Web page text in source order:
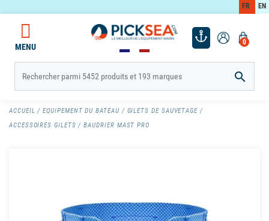
FR EN
0
MENU

ACCUEIL EQUIPEMENT DU BATEAU
GILETS DE SAUVETAGE
ACCESSOIRES GILETS
BAUDRIER MAST PRO